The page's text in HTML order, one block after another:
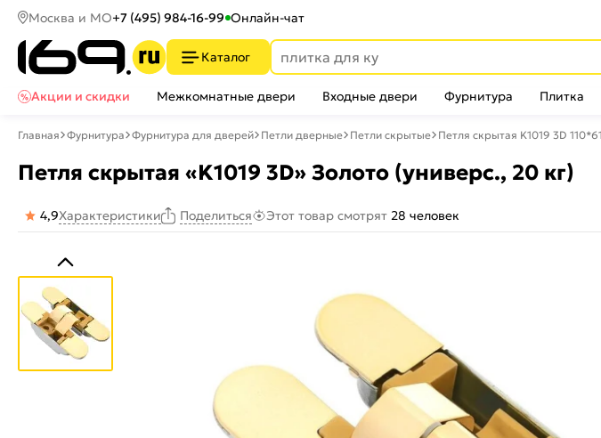
Москва и МО+7 (495) 984-16-99 Онлайн-чат
Каталог
Акции и скидки
Межкомнатные двери Входные двери Фурнитура Плитка
Главная Фурнитура Фурнитура для дверей Петли дверные Петли скрытые Петля скрытая K1019 3D
Петля скрытая «K1019 3D» Золото (универс., 20 кг)
4,9Характеристики Поделиться Этот товар смотрят 28 человек